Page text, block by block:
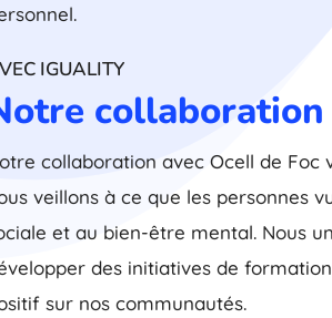
IGUALITY
collaboration
collaboration avec Ocell de Foc
veillons à ce que les personnes
et au bien-être mental. Nous
des initiatives de
sur nos communautés.